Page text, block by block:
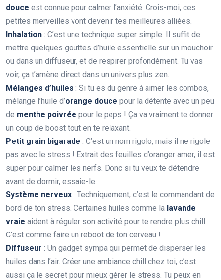
douce est connue pour calmer l’anxiété. Crois-moi, ces
petites merveilles vont devenir tes meilleures alliées.
Inhalation : C’est une technique super simple. Il suffit de
mettre quelques gouttes d’huile essentielle sur un mouchoir
ou dans un diffuseur, et de respirer profondément. Tu vas
voir, ça t’amène direct dans un univers plus zen.
Mélanges d’huiles : Si tu es du genre à aimer les combos,
mélange l’huile d’orange douce pour la détente avec un peu
de menthe poivrée pour le peps ! Ça va vraiment te donner
un coup de boost tout en te relaxant.
Petit grain bigarade : C’est un nom rigolo, mais il ne rigole
pas avec le stress ! Extrait des feuilles d’oranger amer, il est
super pour calmer les nerfs. Donc si tu veux te détendre
avant de dormir, essaie-le.
Système nerveux : Techniquement, c’est le commandant de
bord de ton stress. Certaines huiles comme la lavande
vraie aident à réguler son activité pour te rendre plus chill.
C’est comme faire un reboot de ton cerveau !
Diffuseur : Un gadget sympa qui permet de disperser les
huiles dans l’air. Créer une ambiance chill chez toi, c’est
aussi ça le secret pour mieux gérer le stress. Tu peux en